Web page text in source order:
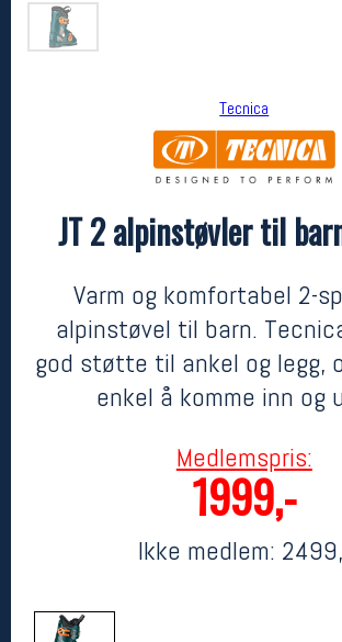
Tecnica
JT 2 alpinstøvler til
Varm og komfortabel 2-
alpinstøvel til barn.
god støtte til ankel og legg,
enkel å komme inn og
Medlemspris:
1999,-
Ikke medlem:
Tecnica
2499,- MEDLEM:
Her finner du oss